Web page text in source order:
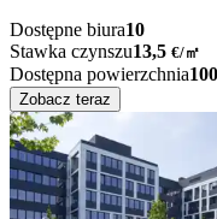
Dostępne biura10
Stawka czynszu13,5 €/㎡
Dostępna powierzchnia
Zobacz teraz